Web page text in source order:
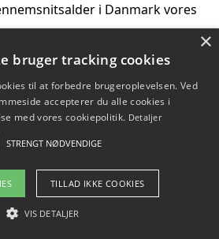
i Danmark vores
CO2-udledning påvirker vores
Blog Betingelser
×
bruger tracking cookies
til at forbedre brugeroplevelsen. Ved
accepterer du alle cookies i
med vores cookiepolitik. Detaljer
STRENGT NØDVENDIGE
TILLAD IKKE COOKIES
VIS DETALJER